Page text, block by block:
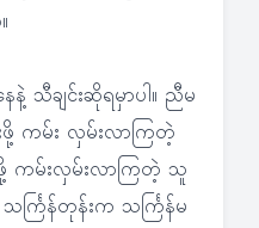
သီချင်းဆိုရမှာပါ။ ညီမ
းဖို့ ကမ်း လှမ်းလာကြတဲ့
ကမ်းလှမ်းလာကြတဲ့ သူ
ကြန်တုန်းက သင်္ကြန်မ